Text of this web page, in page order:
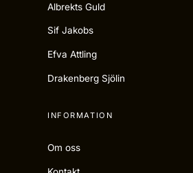
Albrekts Guld
Sif Jakobs
Efva Attling
Drakenberg Sjölin
INFORMATION
Om oss